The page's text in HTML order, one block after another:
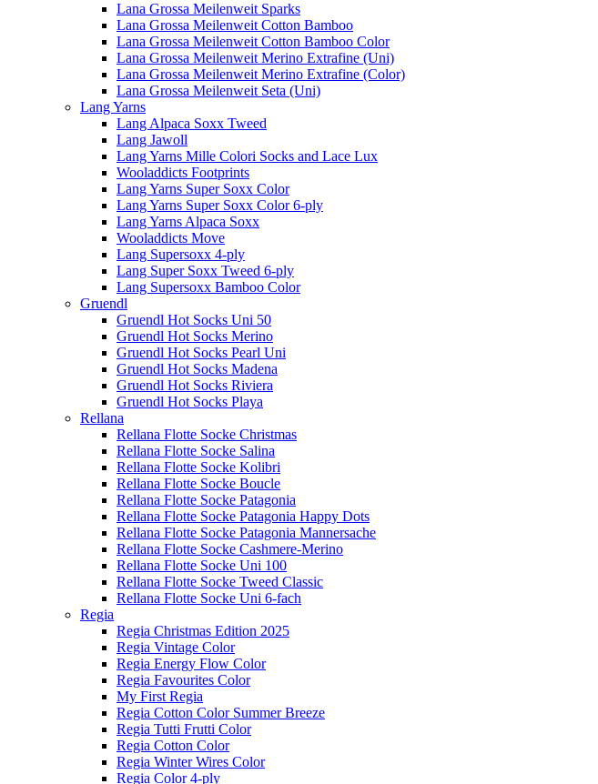
Lana Grossa Meilenweit Sparks
Lana Grossa Meilenweit Cotton Bamboo
Lana Grossa Meilenweit Cotton Bamboo Color
Lana Grossa Meilenweit Merino Extrafine (Uni)
Lana Grossa Meilenweit Merino Extrafine (Color)
Lana Grossa Meilenweit Seta (Uni)
Lang Yarns
Lang Alpaca Soxx Tweed
Lang Jawoll
Lang Yarns Mille Colori Socks and Lace Lux
Wooladdicts Footprints
Lang Yarns Super Soxx Color
Lang Yarns Super Soxx Color 6-ply
Lang Yarns Alpaca Soxx
Wooladdicts Move
Lang Supersoxx 4-ply
Lang Super Soxx Tweed 6-ply
Lang Supersoxx Bamboo Color
Gruendl
Gruendl Hot Socks Uni 50
Gruendl Hot Socks Merino
Gruendl Hot Socks Pearl Uni
Gruendl Hot Socks Madena
Gruendl Hot Socks Riviera
Gruendl Hot Socks Playa
Rellana
Rellana Flotte Socke Christmas
Rellana Flotte Socke Salina
Rellana Flotte Socke Kolibri
Rellana Flotte Socke Boucle
Rellana Flotte Socke Patagonia
Rellana Flotte Socke Patagonia Happy Dots
Rellana Flotte Socke Patagonia Mannersache
Rellana Flotte Socke Cashmere-Merino
Rellana Flotte Socke Uni 100
Rellana Flotte Socke Tweed Classic
Rellana Flotte Socke Uni 6-fach
Regia
Regia Christmas Edition 2025
Regia Vintage Color
Regia Energy Flow Color
Regia Favourites Color
My First Regia
Regia Cotton Color Summer Breeze
Regia Tutti Frutti Color
Regia Cotton Color
Regia Winter Wires Color
Regia Color 4-ply